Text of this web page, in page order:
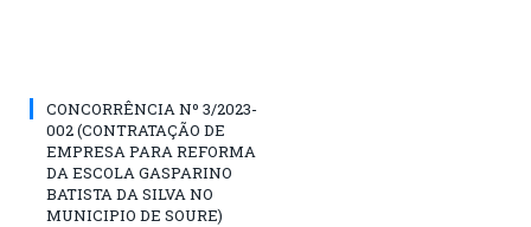
CONCORRÊNCIA Nº 3/2023-
002 (CONTRATAÇÃO DE
EMPRESA PARA REFORMA
DA ESCOLA GASPARINO
BATISTA DA SILVA NO
MUNICIPIO DE SOURE)